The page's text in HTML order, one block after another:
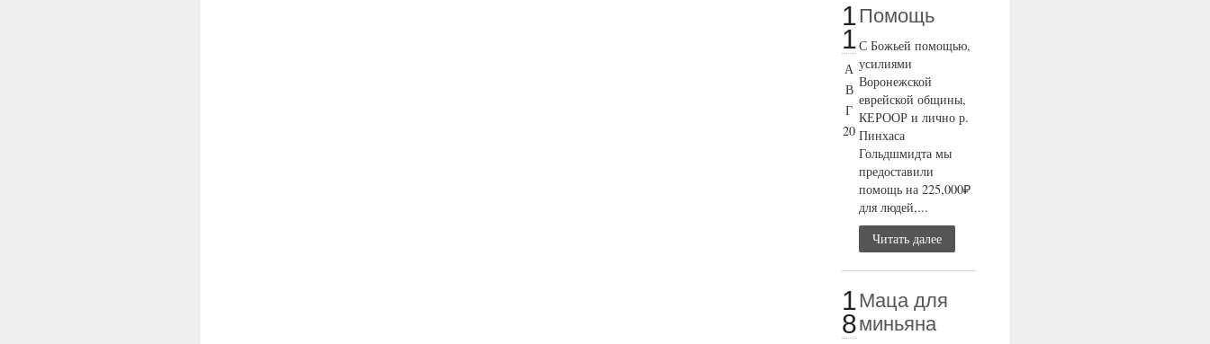
1
1
А
В
Г
20
Помощь
С Божьей помощью,
усилиями
Воронежской
еврейской общины,
КЕРООР и лично р.
Пинхаса
Гольдшмидта мы
предоставили
помощь на 225,000₽
для людей,...
Читать далее
1
8
Маца для
миньяна